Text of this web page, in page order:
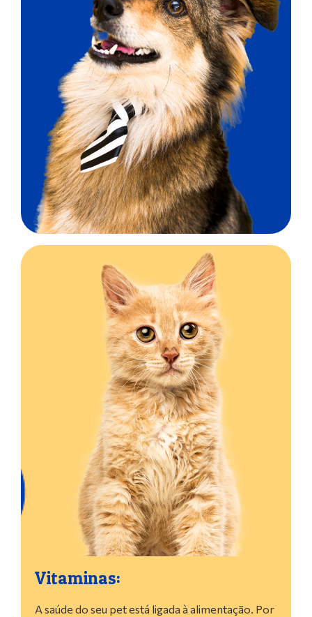
Vitaminas:
A saúde do seu pet está ligada à alimentação. Por